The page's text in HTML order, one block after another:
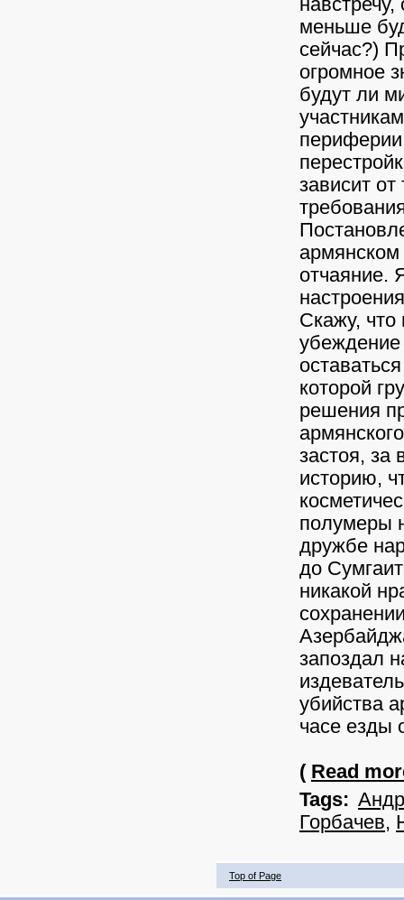
меньше
сейчас?)
огромное
будут ли
зависит
отчаяние.
Скажу,
которой
решения
застоя, за
историю,
полумеры
дружбе
до
никакой
запоздал
убийства
часе езды
( Read
Tags:
Горбачев,
Top of Page